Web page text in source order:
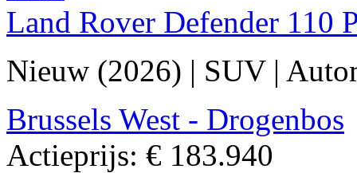
Land Rover Defender 110
Nieuw (2026) | SUV|
Brussels West - Drogenbos
Actieprijs: € 183.940